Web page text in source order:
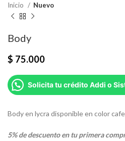
Inicio Nuevo
Body
$ 75.000
Solicita tu crédito Addi o
Body en lycra disponible en color
5% de descuento en tu primera